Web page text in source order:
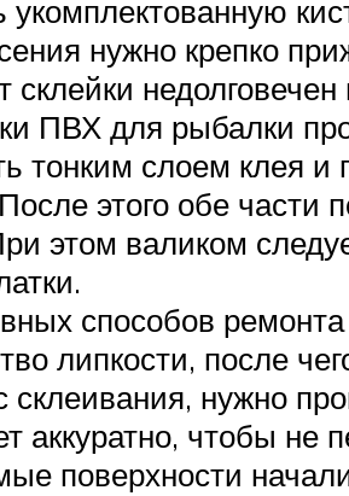
укомплектованную
нужно крепко
склейки
ПВХ для рыбалки
тонким слоем клея
этого обе
этом валиком
способов
липкости, после
нужно
аккуратно, чтобы не
поверхности